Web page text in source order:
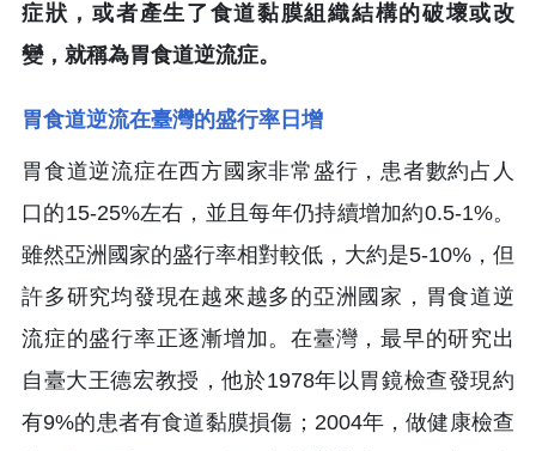
症狀，或者產生了食道黏膜組織結構的破壞或改
變，就稱為胃食道逆流症。
胃食道逆流在臺灣的盛行率日增
胃食道逆流症在西方國家非常盛行，患者數約占人
口的15-25%左右，並且每年仍持續增加約0.5-1%。
雖然亞洲國家的盛行率相對較低，大約是5-10%，但
許多研究均發現在越來越多的亞洲國家，胃食道逆
流症的盛行率正逐漸增加。在臺灣，最早的研究出
自臺大王德宏教授，他於1978年以胃鏡檢查發現約
有9%的患者有食道黏膜損傷；2004年，做健康檢查